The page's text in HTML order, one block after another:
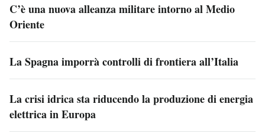
C’è una nuova alleanza militare intorno al Medio
Oriente
La Spagna imporrà controlli di frontiera all’Italia
La crisi idrica sta riducendo la produzione di energia
elettrica in Europa